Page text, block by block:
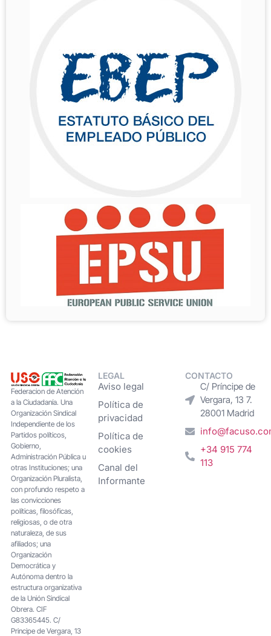
Federacion de Atención
a la Ciudadanía. Una
Organización Sindical
Independiente de los
Partidos políticos,
Gobierno,
Administración Pública u
otras Instituciones; una
Organización Pluralista,
con profundo respeto a
las convicciones
políticas, filosóficas,
religiosas, o de otra
naturaleza, de sus
afiliados; una
Organización
Democrática y
Autónoma dentro la
estructura organizativa
de la Unión Sindical
Obrera. CIF
G83365445. C/
Principe de Vergara, 13
LEGAL
Aviso legal
Política de
privacidad
Política de
cookies
Canal del
Informante
CONTACTO
C/ Príncipe de
Vergara, 13 7.
28001 Madrid
+34 915 774
113